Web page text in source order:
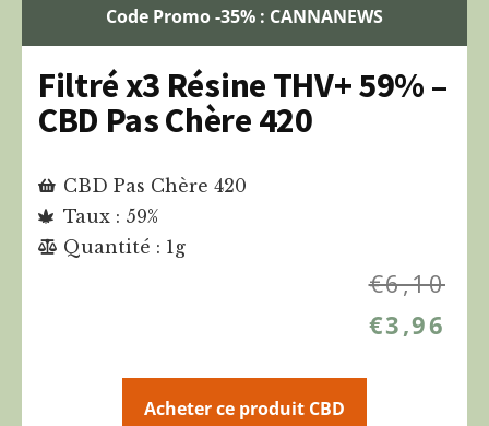
Code Promo -35% : CANNANEWS
Filtré x3 Résine THV+ 59% –
CBD Pas Chère 420
CBD Pas Chère 420
Taux : 59%
Quantité : 1g
€6,10
€3,96
Acheter ce produit CBD